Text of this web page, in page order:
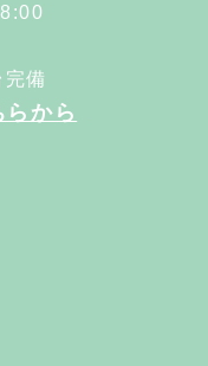
備
から